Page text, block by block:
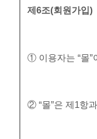
제6조(회원가입)
① 이용자는 “몰”
② “몰”은 제1항